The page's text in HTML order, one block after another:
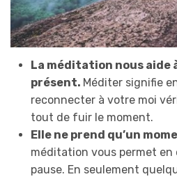
La méditation nous aide
présent. Méditer signifie
reconnecter à votre moi
tout de fuir le moment.
Elle ne prend qu’un
méditation vous permet
pause. En seulement